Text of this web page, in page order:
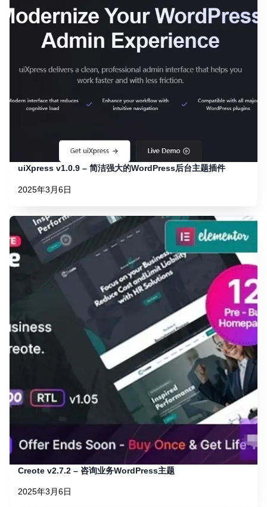
uiXpress v1.0.9 – 简洁强大的WordPress后台主题插件
2025年3月6日
Creote v2.7.2 – 咨询业务WordPress主题
2025年3月6日